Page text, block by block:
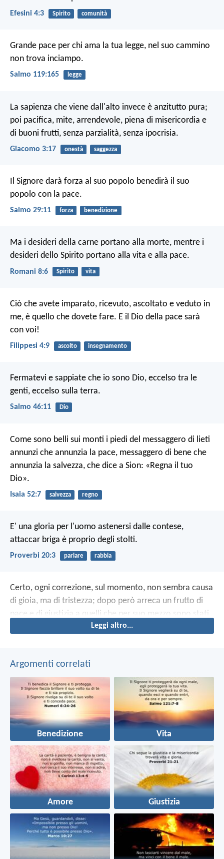
Efesini 4:3 Spirito comunità
Grande pace per chi ama la tua legge, nel suo cammino
non trova inciampo.
Salmo 119:165 legge
La sapienza che viene dall'alto invece è anzitutto pura;
poi pacifica, mite, arrendevole, piena di misericordia e
di buoni frutti, senza parzialità, senza ipocrisia.
Giacomo 3:17 onestà saggezza
Il Signore darà forza al suo popolo benedirà il suo
popolo con la pace.
Salmo 29:11 forza benedizione
Ma i desideri della carne portano alla morte, mentre i
desideri dello Spirito portano alla vita e alla pace.
Romani 8:6 Spirito vita
Ciò che avete imparato, ricevuto, ascoltato e veduto in
me, è quello che dovete fare. E il Dio della pace sarà
con voi!
Filippesi 4:9 ascolto insegnamento
Fermatevi e sappiate che io sono Dio, eccelso tra le
genti, eccelso sulla terra.
Salmo 46:11 Dio
Come sono belli sui monti i piedi del messaggero di lieti
annunzi che annunzia la pace, messaggero di bene che
annunzia la salvezza, che dice a Sion: «Regna il tuo
Dio».
Isaia 52:7 salvezza regno
E' una gloria per l'uomo astenersi dalle contese,
attaccar briga è proprio degli stolti.
Proverbi 20:3 parlare rabbia
Certo, ogni correzione, sul momento, non sembra causa
di gioia, ma di tristezza; dopo però arreca un frutto di
pace e di giustizia a quelli che per suo mezzo sono stati
Leggi altro...
Argomenti correlati
Benedizione Vita
Amore Giustizia